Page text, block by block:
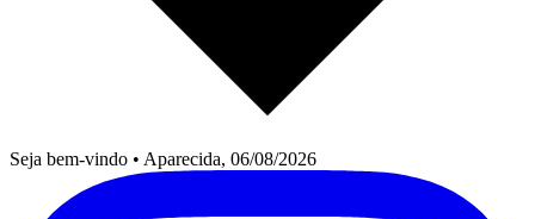
Seja bem-vindo • Aparecida, 06/08/2026